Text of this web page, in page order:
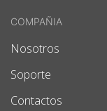
COMPAÑIA
Nosotros
Soporte
Contactos